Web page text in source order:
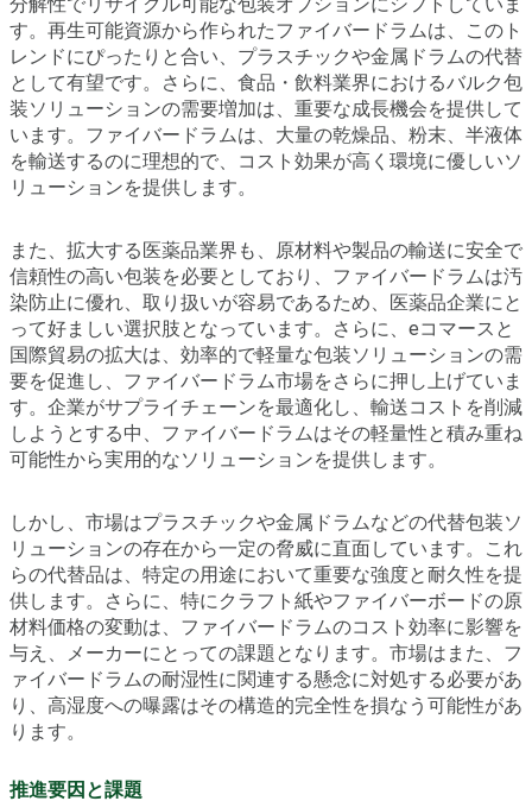
す。再生可能資源から作られたファイバードラムは、このト
レンドにぴったりと合い、プラスチックや金属ドラムの代替
として有望です。さらに、食品・飲料業界におけるバルク包
装ソリューションの需要増加は、重要な成長機会を提供して
います。ファイバードラムは、大量の乾燥品、粉末、半液体
を輸送するのに理想的で、コスト効果が高く環境に優しいソ
リューションを提供します。
また、拡大する医薬品業界も、原材料や製品の輸送に安全で
信頼性の高い包装を必要としており、ファイバードラムは汚
染防止に優れ、取り扱いが容易であるため、医薬品企業にと
って好ましい選択肢となっています。さらに、eコマースと
国際貿易の拡大は、効率的で軽量な包装ソリューションの需
要を促進し、ファイバードラム市場をさらに押し上げていま
す。企業がサプライチェーンを最適化し、輸送コストを削減
しようとする中、ファイバードラムはその軽量性と積み重ね
可能性から実用的なソリューションを提供します。
しかし、市場はプラスチックや金属ドラムなどの代替包装ソ
リューションの存在から一定の脅威に直面しています。これ
らの代替品は、特定の用途において重要な強度と耐久性を提
供します。さらに、特にクラフト紙やファイバーボードの原
材料価格の変動は、ファイバードラムのコスト効率に影響を
与え、メーカーにとっての課題となります。市場はまた、フ
ァイバードラムの耐湿性に関連する懸念に対処する必要があ
り、高湿度への曝露はその構造的完全性を損なう可能性があ
ります。
推進要因と課題